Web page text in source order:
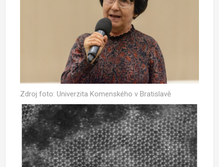
Zdroj foto: Univerzita Komenského v Bratislavě